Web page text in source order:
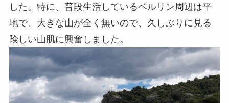
した。特に、普段生活しているベルリン周辺は平
地で、大きな山が全く無いので、久しぶりに見る
険しい山肌に興奮しました。